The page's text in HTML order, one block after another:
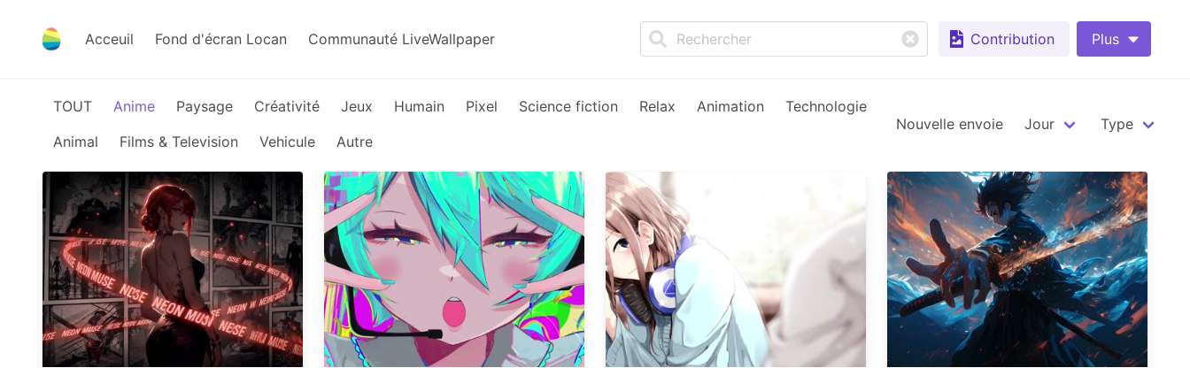
Acceuil Fond d'écran Locan Communauté LiveWallpaper Contribution Plus
TOUT Anime Paysage Créativité Jeux Humain Pixel Science fiction Relax Animation
Technologie
Animal
Films & Television Vehicule Autre
Nouvelle envoie Jour Type